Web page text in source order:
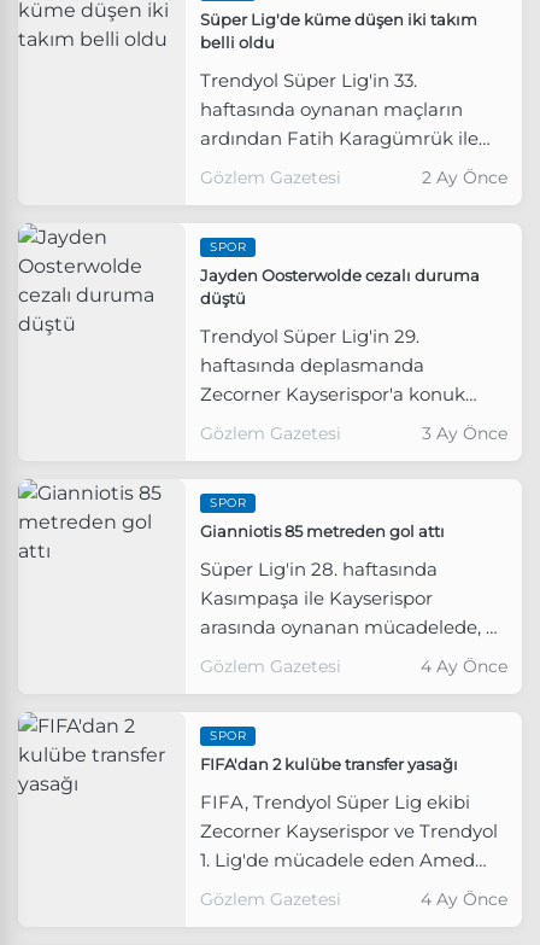
Süper Lig'de küme düşen iki takım
belli oldu
Trendyol Süper Lig'in 33.
haftasında oynanan maçların
ardından Fatih Karagümrük ile
Kayserispor küme düştü.
Gözlem Gazetesi 2 Ay Önce
SPOR
Jayden Oosterwolde cezalı duruma
düştü
Trendyol Süper Lig'in 29.
haftasında deplasmanda
Zecorner Kayserispor'a konuk
olan Fenerbahçe'de, Jayden
duruma düştü.
Gözlem Gazetesi 3 Ay Önce
SPOR
Gianniotis 85 metreden gol attı
Süper Lig'in 28. haftasında
Kasımpaşa ile Kayserispor
arasında oynanan mücadelede, ev
sahibi ekibin file bekçisi Andreas
Gözlem Gazetesi 4 Ay Önce
SPOR
FIFA'dan 2 kulübe transfer yasağı
FIFA, Trendyol Süper Lig ekibi
Zecorner Kayserispor ve Trendyol
1. Lig'de mücadele eden Amed
Sportif Faaliyetler'e transfer
Gözlem Gazetesi 4 Ay Önce